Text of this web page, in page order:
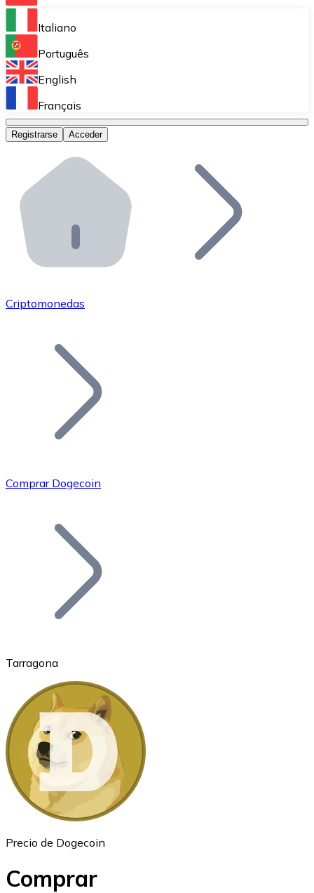
Bitnovo Ramp
Integra nuestra solución en tu plataforma.
Bitnovo Giftcards
Bitnovo OTC
Bitnovo ATM
Integra un ATM Bitnovo en tu negocio y permite que
Bitnovo API
Integra nuestra API en tu ecosistema.
Únete a nuestra red de distribuidores.
Añade tu proyecto a nuestro ecosistema.
Bitcoin
Ethereum
ETH
Italiano
Português
English
Français
Registrarse Acceder
Criptomonedas
Comprar Dogecoin
Tarragona
Precio de Dogecoin
Comprar